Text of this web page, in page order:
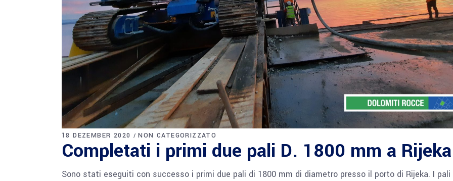
18 DEZEMBER 2020 NON CATEGORIZZATO
Completati i primi due pali D. 1800 mm a Rijeka
Sono stati eseguiti con successo i primi due pali di 1800 mm di diametro presso il porto di Rijeka. I pali